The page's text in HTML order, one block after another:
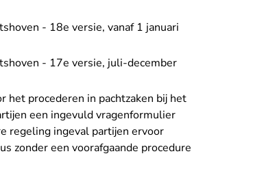
- 18e versie, vanaf 1 januari
- 17e versie, juli-december
procederen in pachtzaken bij het
een ingevuld vragenformulier
regeling ingeval partijen ervoor
zonder een voorafgaande procedure